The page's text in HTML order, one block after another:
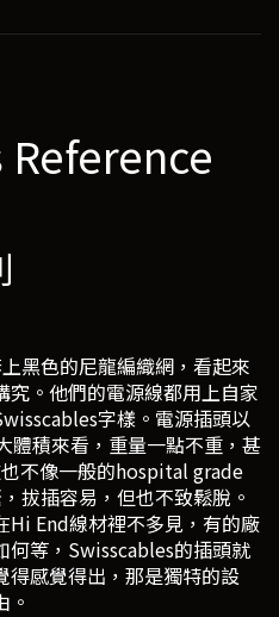
黑色的尼龍編織網，看起來
究。他們的電源線都用上自家
字樣。電源插頭以
積來看，重量一點不重，甚
不像一般的hospital grade
拔插容易，但也不致鬆脫。
Hi End線材裡不多見，有的廠
何等，Swisscables的插頭就
感覺得出，那是獨特的設
。